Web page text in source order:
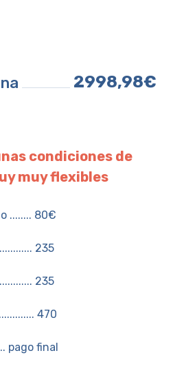
2998,98€
condiciones de
muy flexibles
........ 80€
235
235
470
pago final